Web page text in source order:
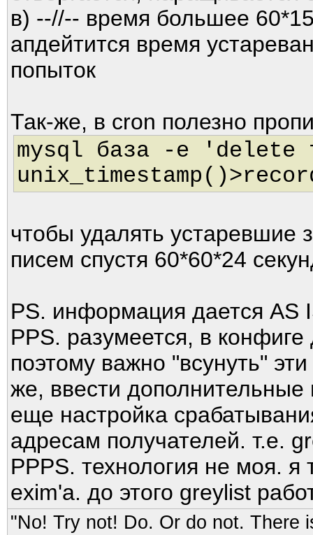
в) --//-- время большее
апдейтится время
попыток
Так-же, в cron полезно
mysql база -e 'delete
чтобы удалять устаревшие
писем спустя 60*60*24
PS. информация дается AS
PPS. разумеется, в
поэтому важно "всунуть"
же, ввести
еще настройка
адресам получателей. т.е.
PPPS. технология не моя. я
exim'а. до этого greylist
"No! Try not! Do. Or do not. There